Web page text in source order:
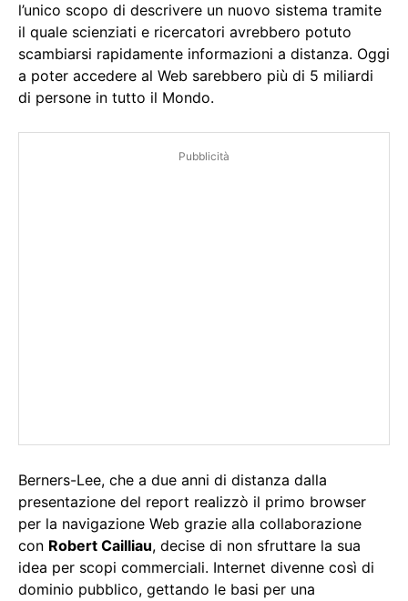
l’unico scopo di descrivere un nuovo sistema tramite
il quale scienziati e ricercatori avrebbero potuto
scambiarsi rapidamente informazioni a distanza. Oggi
a poter accedere al Web sarebbero più di 5 miliardi
di persone in tutto il Mondo.
Pubblicità
Berners-Lee, che a due anni di distanza dalla
presentazione del report realizzò il primo browser
per la navigazione Web grazie alla collaborazione
con Robert Cailliau, decise di non sfruttare la sua
idea per scopi commerciali. Internet divenne così di
dominio pubblico, gettando le basi per una